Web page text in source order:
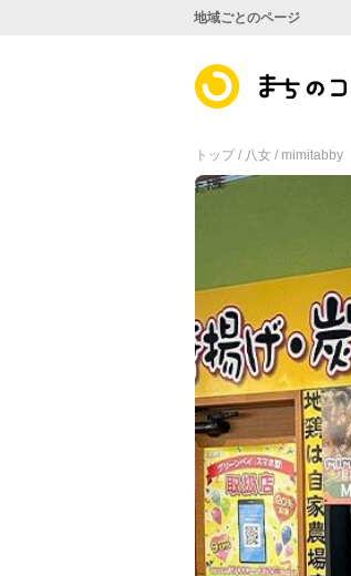
トップ / 八女 / mimitabby
地域ごとのページ